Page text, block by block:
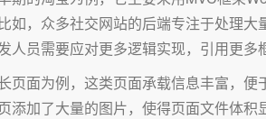
如，众多社交网站的后端专注于处理
员需要应对更多逻辑实现，引用更多
页面为例，这类页面承载信息丰富，
添加了大量的图片，使得页面文件体